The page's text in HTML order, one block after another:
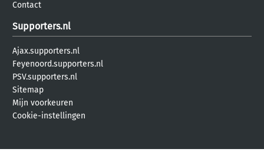
Contact
Supporters.nl
Ajax.supporters.nl
Feyenoord.supporters.nl
PSV.supporters.nl
Sitemap
Mijn voorkeuren
Cookie-instellingen